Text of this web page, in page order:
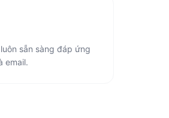
sẵn sàng đáp ứng
email.